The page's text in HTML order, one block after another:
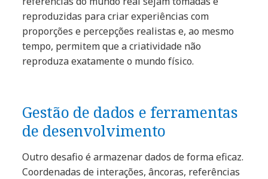
reproduzidas para criar experiências com
proporções e percepções realistas e, ao mesmo
tempo, permitem que a criatividade não
reproduza exatamente o mundo físico.
Gestão de dados e ferramentas
de desenvolvimento
Outro desafio é armazenar dados de forma eficaz.
Coordenadas de interações, âncoras, referências